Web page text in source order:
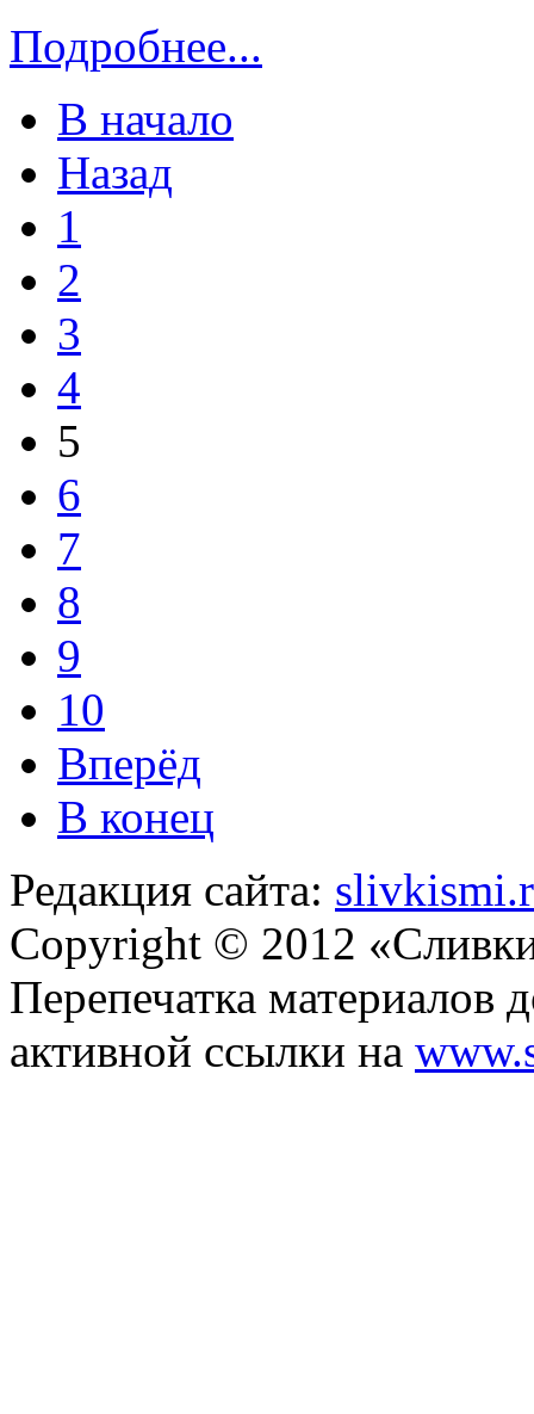
Подробнее...
В начало
Назад
1
2
3
4
5
6
7
8
9
10
Вперёд
В конец
Редакция сайта:
Copyright © 2012
Перепечатка материалов
активной ссылки на